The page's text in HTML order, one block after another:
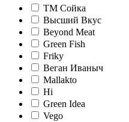
ТМ Сойка
Высший Вкус
Beyond Meat
Green Fish
Friky
Веган Иваныч
Mallakto
Hi
Green Idea
Vego